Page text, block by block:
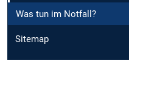
Was tun im Notfall?
Sitemap